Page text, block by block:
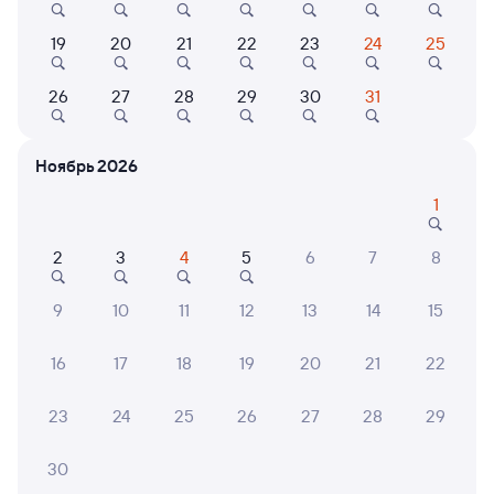
Выбор любимых мест на схемах вагонов
Подробные ответы на вопросы о поездке или
СМС-сопровождение до посадки в поезд
Оформление без регистрации на сайте
Частые вопросы
Что нужно, чтобы сесть в поезд?
Что делать, если ошибся при вводе данных
19 20 21 22 23 24 25
26 27 28 29 30 31
Ноябрь 2026
1
2 3 4 5 6 7 8
9 10 11 12 13 14 15
16 17 18 19 20 21 22
23 24 25 26 27 28 29
30